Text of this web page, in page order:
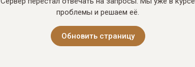
проблемы и решаем её.
Обновить страницу